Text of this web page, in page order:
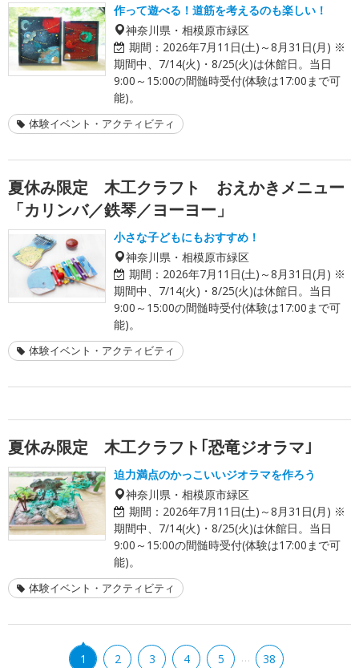
作って遊べる！道筋を考えるのも楽しい！
神奈川県・相模原市緑区
期間： 2026年7月11日(土)～8月31日(月) ※
期間中、7/14(火)・8/25(火)は休館日。当日
9:00～15:00の間髄時受付(体験は17:00まで可
能)。
体験イベント・アクティビティ
夏休み限定 木工クラフト おえかきメニュー
「カリンバ／鉄琴／ヨーヨー」
小さな子どもにもおすすめ！
神奈川県・相模原市緑区
期間： 2026年7月11日(土)～8月31日(月) ※
期間中、7/14(火)・8/25(火)は休館日。当日
9:00～15:00の間髄時受付(体験は17:00まで可
能)。
体験イベント・アクティビティ
夏休み限定 木工クラフト｢恐竜ジオラマ｣
迫力満点のかっこいいジオラマを作ろう
神奈川県・相模原市緑区
期間： 2026年7月11日(土)～8月31日(月) ※
期間中、7/14(火)・8/25(火)は休館日。当日
9:00～15:00の間髄時受付(体験は17:00まで可
能)。
体験イベント・アクティビティ
1 2 3 4 5 … 38